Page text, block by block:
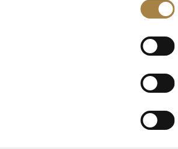
Czas dostawy: 15 dni roboczych
Zobacz więcej